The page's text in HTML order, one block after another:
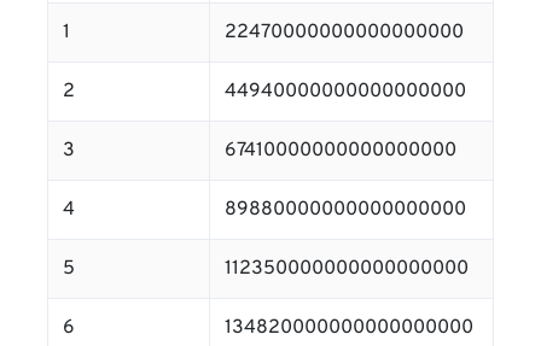
1 22470000000000000000
2 44940000000000000000
3 67410000000000000000
4 89880000000000000000
5 112350000000000000000
6 134820000000000000000